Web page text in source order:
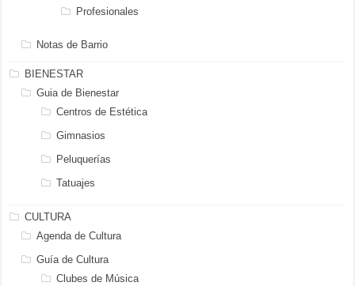
Profesionales
Notas de Barrio
BIENESTAR
Guia de Bienestar
Centros de Estética
Gimnasios
Peluquerías
Tatuajes
CULTURA
Agenda de Cultura
Guía de Cultura
Clubes de Música